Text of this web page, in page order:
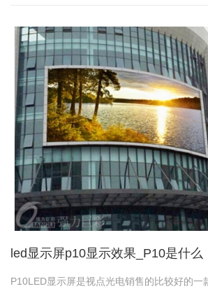
led显示屏p10显示效果_P10是什么
P10LED显示屏是视点光电销售的比较好的一